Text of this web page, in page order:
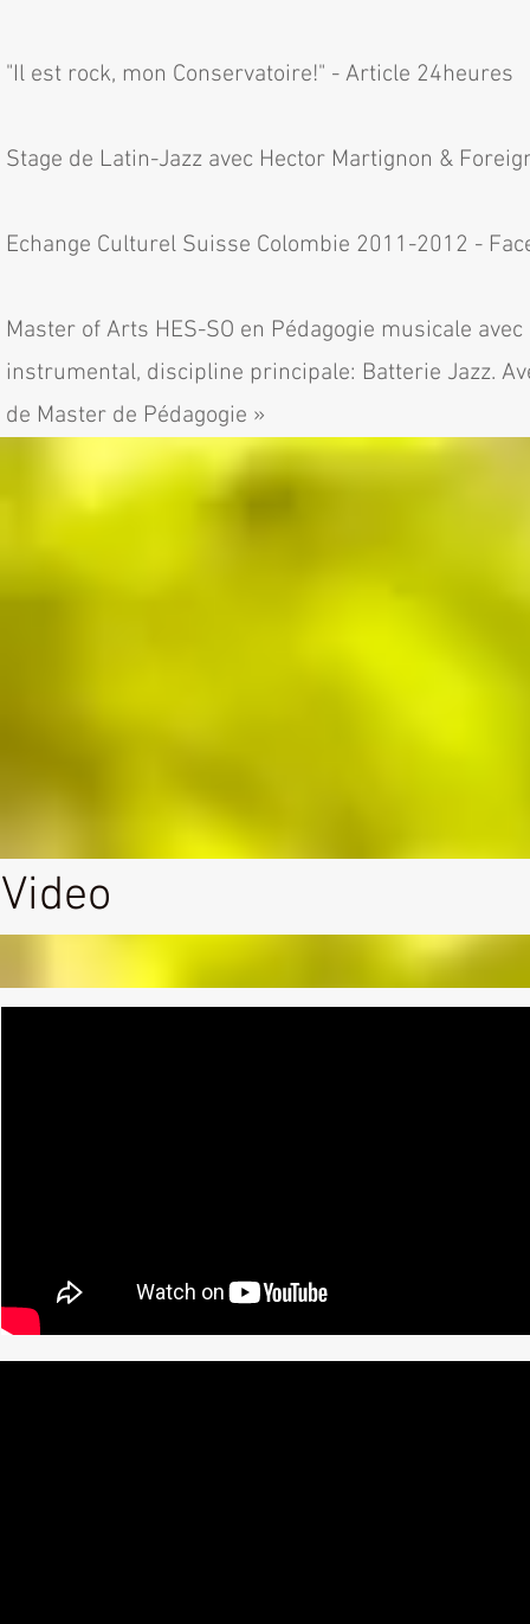
"Il est rock, mon Conservatoire!" - Article 24heures
Stage de Latin-Jazz avec Hector Martignon &
Echange Culturel Suisse Colombie 2011-2012 -
Master of Arts HES-SO en Pédagogie musicale
instrumental, discipline principale: Batterie Jazz.
de Master de Pédagogie »
Video